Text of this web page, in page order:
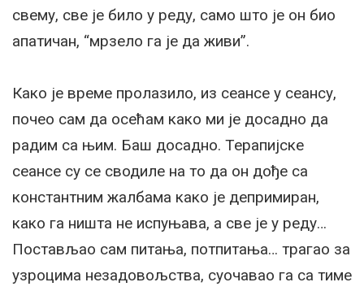
свему, све је било у реду, само што је он био
апатичан, “мрзело га је да живи”.
Како је време пролазило, из сеансе у сеансу,
почео сам да осећам како ми је досадно да
радим са њим. Баш досадно. Терапијске
сеансе су се сводиле на то да он дође са
константним жалбама како је депримиран,
како га ништа не испуњава, а све је у реду…
Постављао сам питања, потпитања… трагао за
узроцима незадовољства, суочавао га са тиме